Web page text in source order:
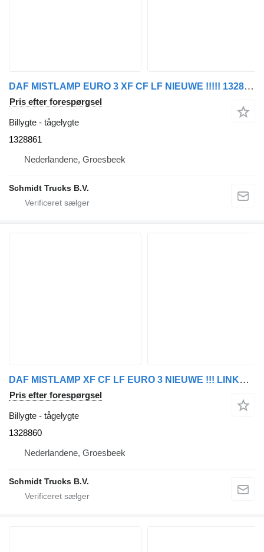
DAF MISTLAMP EURO 3 XF CF LF NIEUWE !!!!! 1328861 tågelygte til lastbil
Pris efter forespørgsel
Billygte - tågelygte
1328861
Nederlandene, Groesbeek
Schmidt Trucks B.V.
DAF MISTLAMP XF CF LF EURO 3 NIEUWE !!! LINKS 1328860 tågelygte til lastbil
Pris efter forespørgsel
Billygte - tågelygte
1328860
Nederlandene, Groesbeek
Schmidt Trucks B.V.